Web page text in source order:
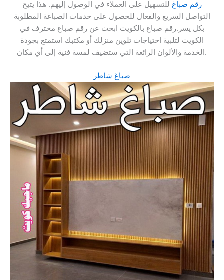
رقم صباغ للتسهيل على العملاء في الوصول إليهم. هذا يتيح
التواصل السريع والفعال للحصول على خدمات الصباغة المطلوبة
بكل يسر.رقم صباغ بالكويت ابحث عن رقم صباغ محترف في
الكويت لتلبية احتياجات تلوين منزلك أو مكتبك استمتع بجودة
الخدمة والألوان الرائعة التي ستضيف لمسة فنية إلى أي مكان.
صباغ شاطر